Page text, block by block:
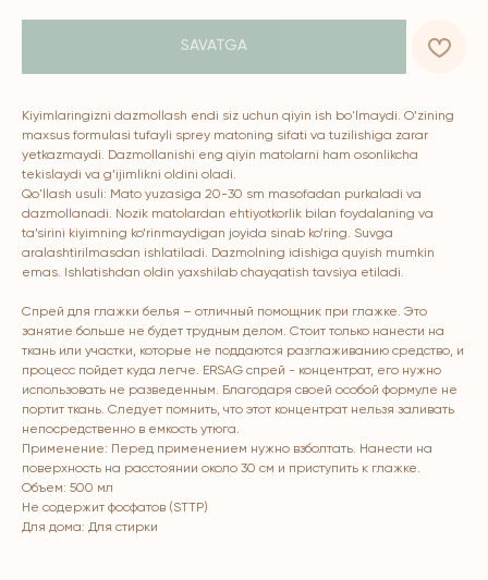
SAVATGA
Kiyimlaringizni dazmollash endi siz uchun qiyin ish bo'lmaydi. O’zining
maxsus formulasi tufayli sprey matoning sifati va tuzilishiga zarar
yetkazmaydi. Dazmollanishi eng qiyin matolarni ham osonlikcha
tekislaydi va g’ijimlikni oldini oladi.
Qo'llash usuli: Mato yuzasiga 20-30 sm masofadan purkaladi va
dazmollanadi. Nozik matolardan ehtiyotkorlik bilan foydalaning va
ta’sirini kiyimning ko’rinmaydigan joyida sinab ko’ring. Suvga
aralashtirilmasdan ishlatiladi. Dazmolning idishiga quyish mumkin
emas. Ishlatishdan oldin yaxshilab chayqatish tavsiya etiladi.
Спрей для глажки белья – отличный помощник при глажке. Это
занятие больше не будет трудным делом. Стоит только нанести на
ткань или участки, которые не поддаются разглаживанию средство, и
процесс пойдет куда легче. ERSAG спрей - концентрат, его нужно
использовать не разведенным. Благодаря своей особой формуле не
портит ткань. Следует помнить, что этот концентрат нельзя заливать
непосредственно в емкость утюга.
Применение: Перед применением нужно взболтать. Нанести на
поверхность на расстоянии около 30 см и приступить к глажке.
Объем: 500 мл
Не содержит фосфатов (STTP)
Для дома: Для стирки
ERSAG
Bosh sahifa
Kompaniya haqida
Kontaktlar
Marketing
hamkorsayti
Katalog
Badlar va vitaminlar
Yuz va tana uchun
Sochlar uchun
Shaxsiy gigiyena
Ro'yxatdan o'tish
To‘lov va yetkazib berish